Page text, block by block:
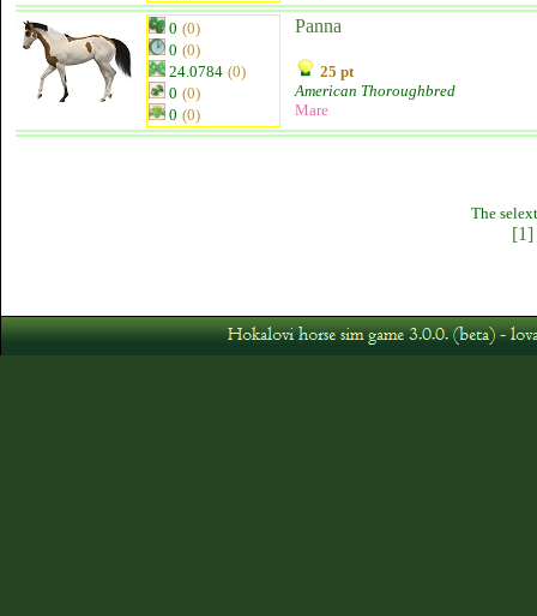
0 (0)
0 (0)
24.0784 (0)
0 (0)
0 (0)
Panna
25 pt
American Thoroughbred
Mare
The
[1]